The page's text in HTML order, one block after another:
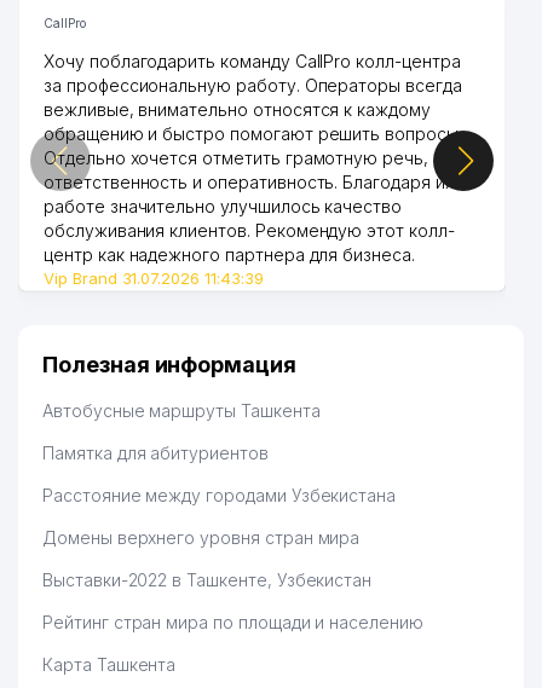
CallPro
Хочу поблагодарить команду CallPro колл-центра
за профессиональную работу. Операторы всегда
вежливые, внимательно относятся к каждому
обращению и быстро помогают решить вопросы.
Отдельно хочется отметить грамотную речь,
ответственность и оперативность. Благодаря их
работе значительно улучшилось качество
обслуживания клиентов. Рекомендую этот колл-
центр как надежного партнера для бизнеса.
Vip Brand 31.07.2026 11:43:39
Полезная информация
Автобусные маршруты Ташкента
Памятка для абитуриентов
Расстояние между городами Узбекистана
Домены верхнего уровня стран мира
Выставки-2022 в Ташкенте, Узбекистан
Рейтинг стран мира по площади и населению
Карта Ташкента